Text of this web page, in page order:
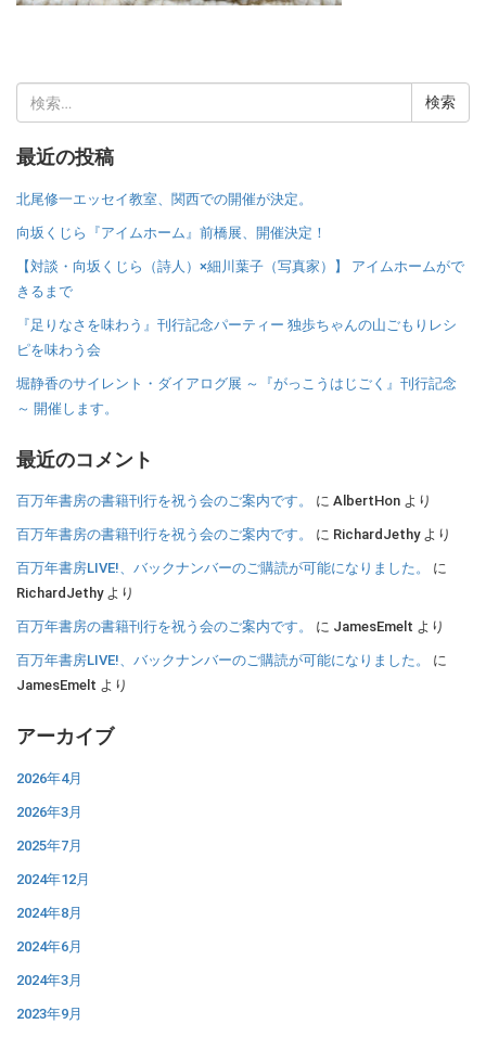
索:
最近の投稿
北尾修一エッセイ教室、関西での開催が決定。
向坂くじら『アイムホーム』前橋展、開催決定！
【対談・向坂くじら（詩人）×細川葉子（写真家）】 アイムホームがで
きるまで
『足りなさを味わう』刊行記念パーティー 独歩ちゃんの山ごもりレシ
ピを味わう会
堀静香のサイレント・ダイアログ展 ～『がっこうはじごく』刊行記念
～ 開催します。
最近のコメント
百万年書房の書籍刊行を祝う会のご案内です。 に AlbertHon より
百万年書房の書籍刊行を祝う会のご案内です。 に RichardJethyより
百万年書房LIVE!、バックナンバーのご購読が可能になりました。
に
RichardJethyより
百万年書房の書籍刊行を祝う会のご案内です。 に JamesEmelt より
百万年書房LIVE!、バックナンバーのご購読が可能になりました。
に
JamesEmelt より
アーカイブ
2026年4月
2026年3月
2025年7月
2024年12月
2024年8月
2024年6月
2024年3月
2023年9月